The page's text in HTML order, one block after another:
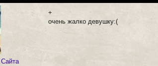
+
очень жалко девушку:(